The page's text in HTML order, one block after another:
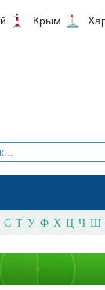
Крым
С Т У Ф Х Ц Ч Ш